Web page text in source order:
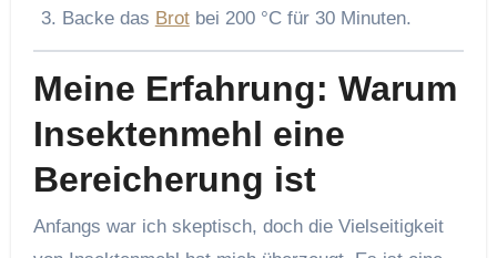
Backe das Brotbei 200 °C für 30 Minuten.
Meine Erfahrung: Warum
Insektenmehl eine
Bereicherung ist
Anfangs war ich skeptisch, doch die Vielseitigkeit